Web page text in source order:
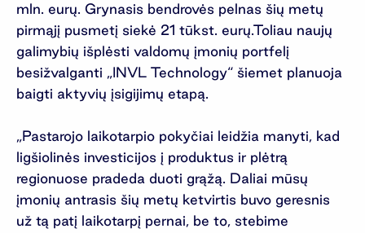
mln. eurų. Grynasis bendrovės pelnas šių metų
pirmąjį pusmetį siekė 21 tūkst. eurų.Toliau naujų
galimybių išplėsti valdomų įmonių portfelį
besižvalganti „INVL Technology“ šiemet planuoja
baigti aktyvių įsigijimų etapą.
„Pastarojo laikotarpio pokyčiai leidžia manyti, kad
ligšiolinės investicijos į produktus ir plėtrą
regionuose pradeda duoti grąžą. Daliai mūsų
įmonių antrasis šių metų ketvirtis buvo geresnis
už tą patį laikotarpį pernai, be to, stebime